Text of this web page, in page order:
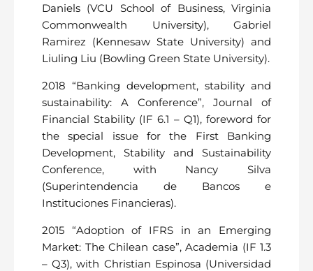
Daniels (VCU School of Business, Virginia
Commonwealth University), Gabriel
Ramirez (Kennesaw State University) and
Liuling Liu (Bowling Green State University).
2018 “Banking development, stability and
sustainability: A Conference”, Journal of
Financial Stability (IF 6.1 – Q1), foreword for
the special issue for the First Banking
Development, Stability and Sustainability
Conference, with Nancy Silva
(Superintendencia de Bancos e
Instituciones Financieras).
2015 “Adoption of IFRS in an Emerging
Market: The Chilean case”, Academia (IF 1.3
– Q3), with Christian Espinosa (Universidad